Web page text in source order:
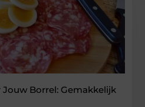
Borrel: Gemakkelijk